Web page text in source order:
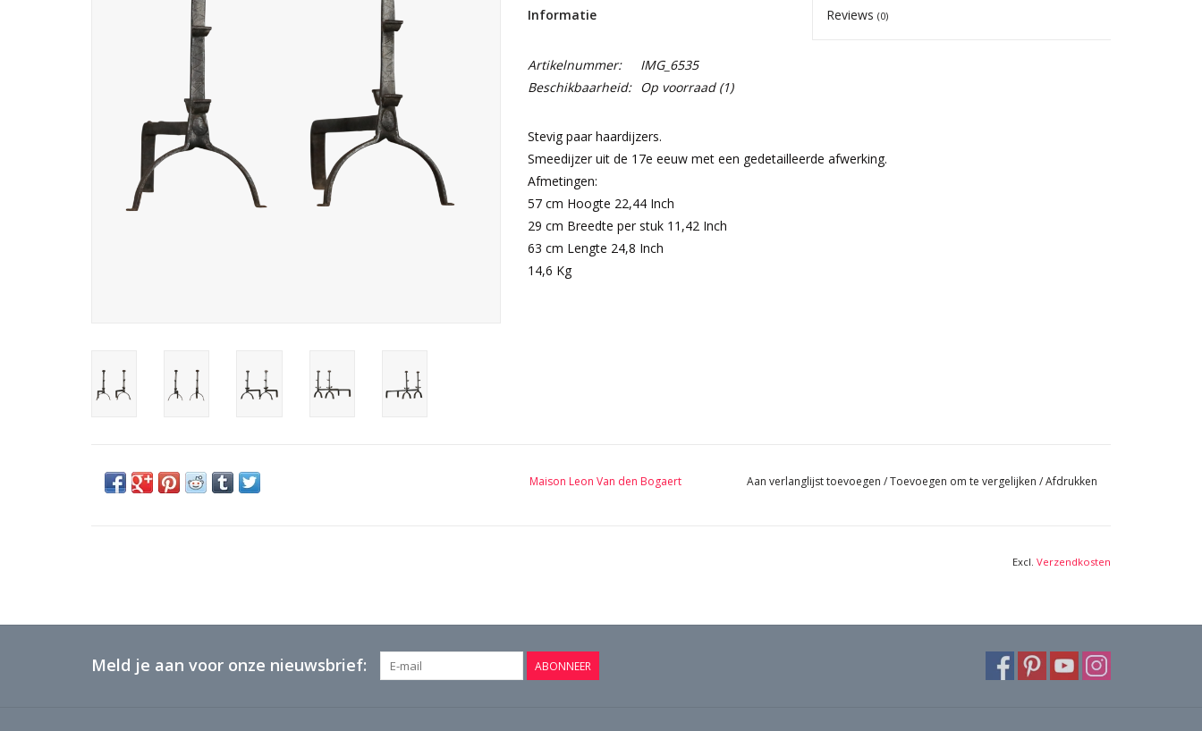
Informatie Reviews(0)
Artikelnummer:
IMG_6535
Beschikbaarheid:
Op voorraad(1)
Stevig paar haardijzers.
Smeedijzer uit de 17e eeuw met een gedetailleerde afwerking.
Afmetingen:
57 cm Hoogte 22,44 Inch
29 cm Breedte per stuk 11,42 Inch
63 cm Lengte 24,8 Inch
14,6 Kg
Maison Leon Van den Bogaert Aan verlanglijst toevoegen /Toevoegen om te vergelijken /Afdrukken
Excl. Verzendkosten
Meld je aan voor onze nieuwsbrief: ABONNEER